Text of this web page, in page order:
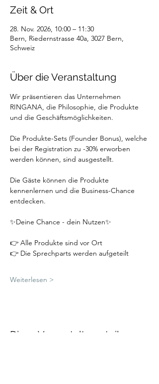
Zeit & Ort
28. Nov. 2026, 10:00 – 11:30
Bern, Riedernstrasse 40a, 3027 Bern,
Schweiz
Über die Veranstaltung
Wir präsentieren das Unternehmen
RINGANA, die Philosophie, die Produkte
und die Geschäftsmöglichkeiten.
Die Produkte-Sets (Founder Bonus), welche
bei der Registration zu -30% erworben
werden können, sind ausgestellt.
Die Gäste können die Produkte
kennenlernen und die Business-Chance
entdecken.
✨Deine Chance - dein Nutzen✨
👉 Alle Produkte sind vor Ort
👉 Die Sprechparts werden aufgeteilt
Weiterlesen >
Diese Veranstaltung teilen